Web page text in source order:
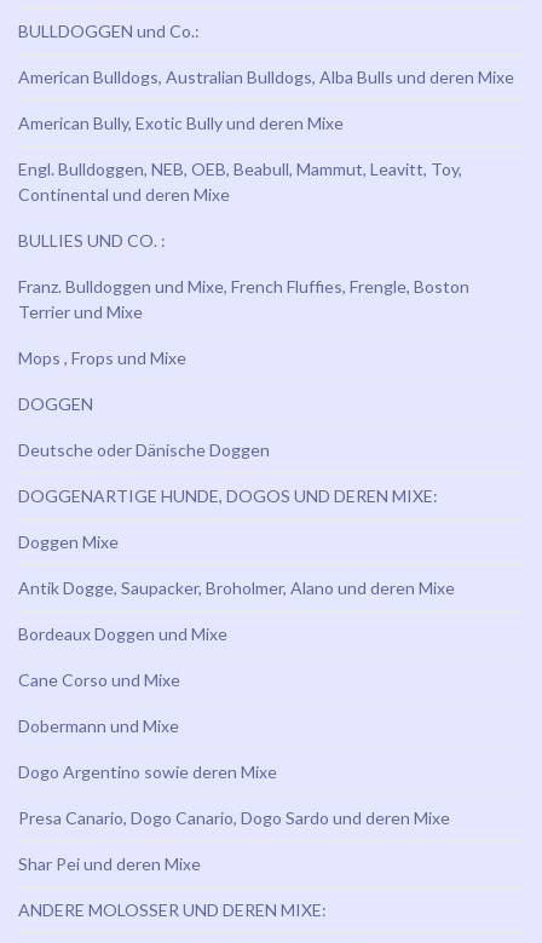
BULLDOGGEN und Co.:
American Bulldogs, Australian Bulldogs, Alba Bulls und deren Mixe
American Bully, Exotic Bully und deren Mixe
Engl. Bulldoggen, NEB, OEB, Beabull, Mammut, Leavitt, Toy,
Continental und deren Mixe
BULLIES UND CO. :
Franz. Bulldoggen und Mixe, French Fluffies, Frengle, Boston
Terrier und Mixe
Mops , Frops und Mixe
DOGGEN
Deutsche oder Dänische Doggen
DOGGENARTIGE HUNDE, DOGOS UND DEREN MIXE:
Doggen Mixe
Antik Dogge, Saupacker, Broholmer, Alano und deren Mixe
Bordeaux Doggen und Mixe
Cane Corso und Mixe
Dobermann und Mixe
Dogo Argentino sowie deren Mixe
Presa Canario, Dogo Canario, Dogo Sardo und deren Mixe
Shar Pei und deren Mixe
ANDERE MOLOSSER UND DEREN MIXE: